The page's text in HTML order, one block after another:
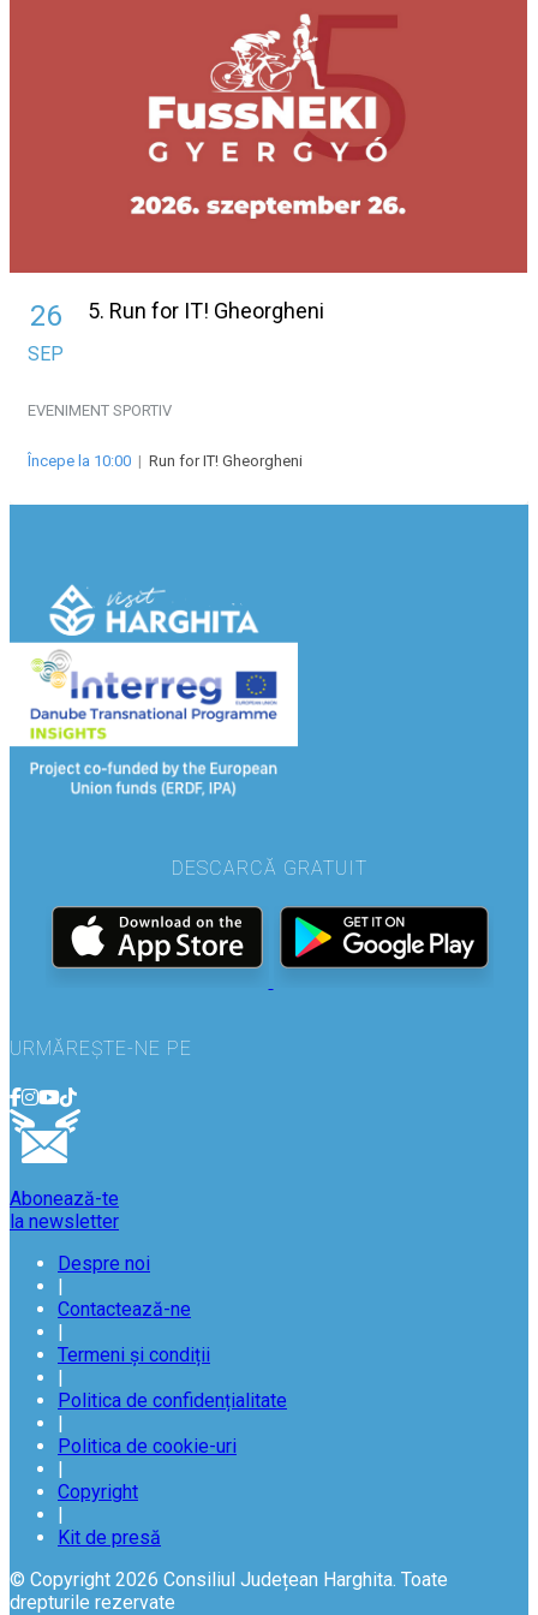
26
SEP
5. Run for IT! Gheorgheni
EVENIMENT SPORTIV
Începe la 10:00 | Run for IT! Gheorgheni
DESCARCĂ GRATUIT
URMĂREȘTE-NE PE
Abonează-te
la newsletter
Despre noi
|
Contactează-ne
|
Termeni și condiții
|
Politica de confidențialitate
|
Politica de cookie-uri
|
Copyright
|
Kit de presă
© Copyright 2026 Consiliul Județean Harghita. Toate
drepturile rezervate